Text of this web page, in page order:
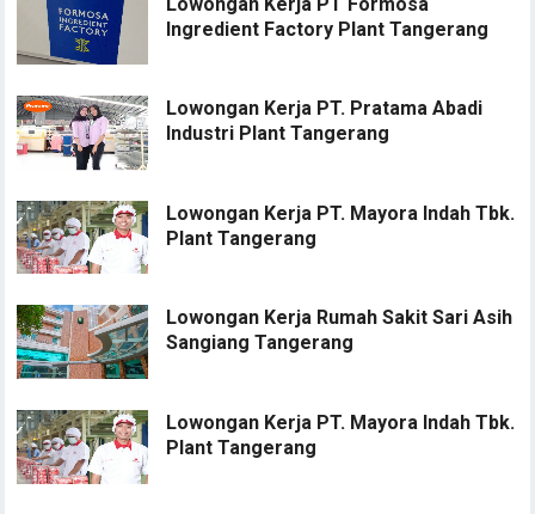
Ingredient Factory Plant Tangerang
Lowongan Kerja PT. Pratama Abadi
Industri Plant Tangerang
Lowongan Kerja PT. Mayora Indah Tbk.
Plant Tangerang
Lowongan Kerja Rumah Sakit Sari Asih
Sangiang Tangerang
Lowongan Kerja PT. Mayora Indah Tbk.
Plant Tangerang